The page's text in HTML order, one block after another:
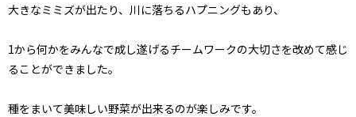
大きなミミズが出たり、川に落ちるハプニングもあり、
1から何かをみんなで成し遂げるチームワークの大切さを改めて感じ
ることができました。
種をまいて美味しい野菜が出来るのが楽しみです。